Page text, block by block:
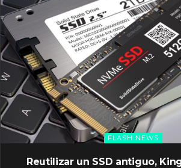
FLASH NEWS
Reutilizar un SSD antiguo,